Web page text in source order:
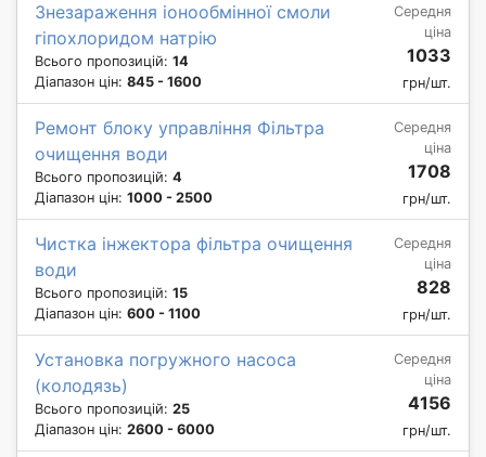
Знезараження іонообмінної смоли
гіпохлоридом натрію
Всього пропозицій: 14
Діапазон цін: 845 - 1600
Середня
ціна
1033
грн/шт.
Ремонт блоку управління Фільтра
очищення води
Всього пропозицій: 4
Діапазон цін: 1000 - 2500
Середня
ціна
1708
грн/шт.
Чистка інжектора фільтра очищення
води
Всього пропозицій: 15
Діапазон цін: 600 - 1100
Середня
ціна
828
грн/шт.
Установка погружного насоса
(колодязь)
Всього пропозицій: 25
Діапазон цін: 2600 - 6000
Середня
ціна
4156
грн/шт.